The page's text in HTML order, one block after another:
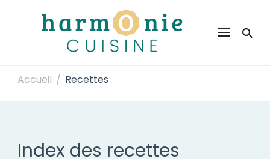
Harmonie Cuisine
Accueil / Recettes
Index des recettes